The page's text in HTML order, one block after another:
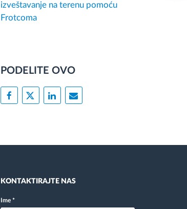
izveštavanje na terenu pomoću
Frotcoma
PODELITE OVO
KONTAKTIRAJTE NAS
Ime *